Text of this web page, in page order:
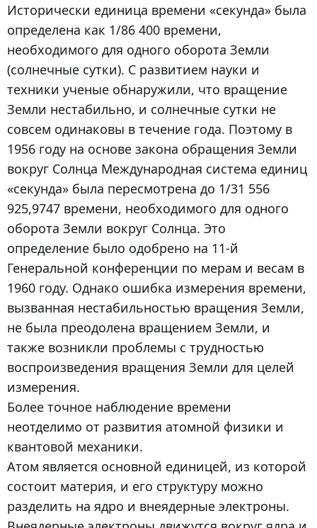
Исторически единица времени «секунда» была
определена как 1/86 400 времени,
необходимого для одного оборота Земли
(солнечные сутки). С развитием науки и
техники ученые обнаружили, что вращение
Земли нестабильно, и солнечные сутки не
совсем одинаковы в течение года. Поэтому в
1956 году на основе закона обращения Земли
вокруг Солнца Международная система единиц
«секунда» была пересмотрена до 1/31 556
925,9747 времени, необходимого для одного
оборота Земли вокруг Солнца. Это
определение было одобрено на 11-й
Генеральной конференции по мерам и весам в
1960 году. Однако ошибка измерения времени,
вызванная нестабильностью вращения Земли,
не была преодолена вращением Земли, и
также возникли проблемы с трудностью
воспроизведения вращения Земли для целей
измерения.
Более точное наблюдение времени
неотделимо от развития атомной физики и
квантовой механики.
Атом является основной единицей, из которой
состоит материя, и его структуру можно
разделить на ядро и внеядерные электроны.